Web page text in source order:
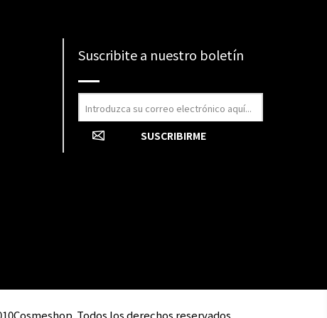
Suscribite a nuestro boletín
Todos los derechos reservados.